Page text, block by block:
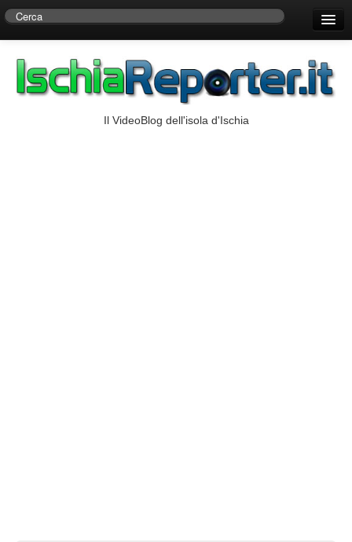
Centro di Ricerche Storiche D’Ambra
Il VideoBlog dell'isola d'Ischia